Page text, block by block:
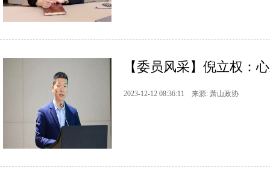
【委员风采】倪立权：
2023-12-12 08:36:11 来源: 萧山政协